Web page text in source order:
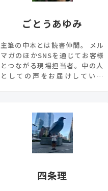
ごとうあゆみ
主筆の中本とは読書仲間。 メル
マガのほかSNSを通じてお客様
とつながる現場担当者。中の人
としての声をお届けしていま
四条理